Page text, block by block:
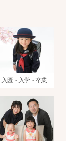
入園・入学・卒業